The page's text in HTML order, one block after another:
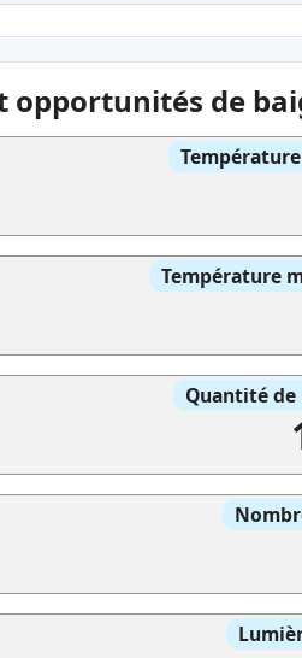
opportunités de
Température
Quantité